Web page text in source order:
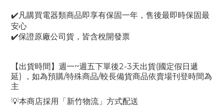
✔️ 凡購買電器類商品即享有保固一年，售後最即時保固最
安心
✔️保證原廠公司貨，皆含稅開發票
【出貨時間】週一~週五下單後2-3天出貨(國定假日遞
延) ，如為預購/特殊商品/較長備貨商品依賣場刊登時間為
主
💡本商店採用「新竹物流」方式配送